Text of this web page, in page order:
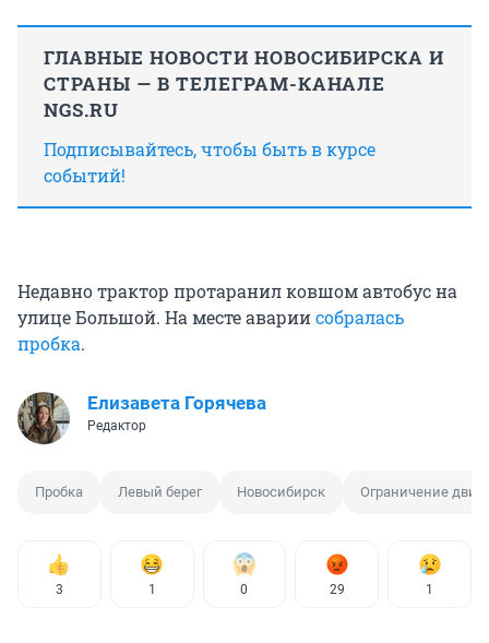
ГЛАВНЫЕ НОВОСТИ НОВОСИБИРСКА И
СТРАНЫ — В ТЕЛЕГРАМ-КАНАЛЕ
NGS.RU
Подписывайтесь, чтобы быть в курсе
событий!
Недавно трактор протаранил ковшом автобус на
улице Большой. На месте авариисобралась
пробка.
Елизавета Горячева
Редактор
Пробка Левый берег Новосибирск Ограничение
3 1 0 29 1